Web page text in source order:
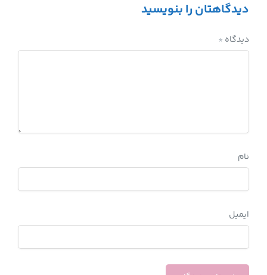
دیدگاهتان را بنویسید
دیدگاه *
نام
ایمیل